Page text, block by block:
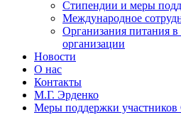
Стипендии и меры
Международное
Организания питания в
организации
Новости
О нас
Контакты
М.Г. Эрденко
Меры поддержки